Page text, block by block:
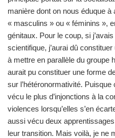
manière dont on nous éduque
« masculins » ou « féminins »,
génitaux. Pour le coup, si
scientifique, j’aurai dû
à mettre en parallèle du groupe
aurait pu constituer une forme
sur l’hétéronormativité.
vécu le plus d’injonctions à la
violences lorsqu’elles s’en
aussi vécu deux
leur transition. Mais voilà, je ne